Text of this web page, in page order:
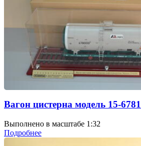
Вагон цистерна модель 15-6781
Выполнено в масштабе 1:32
Подробнее